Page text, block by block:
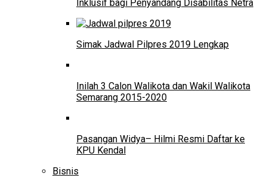
Inklusif bagi Penyandang Disabilitas Netra
Simak Jadwal Pilpres 2019 Lengkap
Inilah 3 Calon Walikota dan Wakil Walikota
Semarang 2015-2020
Pasangan Widya– Hilmi Resmi Daftar ke
KPU Kendal
Bisnis